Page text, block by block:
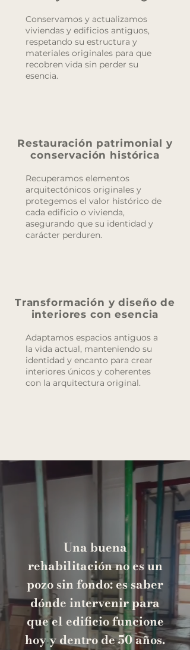
Conservamos y actualizamos
viviendas y edificios antiguos,
respetando su estructura y
materiales originales para que
recobren vida sin perder su
esencia.
Restauración patrimonial y
conservación histórica
Recuperamos elementos
arquitectónicos originales y
protegemos el valor histórico de
cada edificio o vivienda,
asegurando que su identidad y
carácter perduren.
Transformación y diseño de
interiores con esencia
Adaptamos espacios antiguos a
la vida actual, manteniendo su
identidad y encanto para crear
interiores únicos y coherentes
con la arquitectura original.
Una buena
rehabilitación no es un
pozo sin fondo: es saber
dónde intervenir para
que el edificio funcione
hoy y dentro de 50 años.